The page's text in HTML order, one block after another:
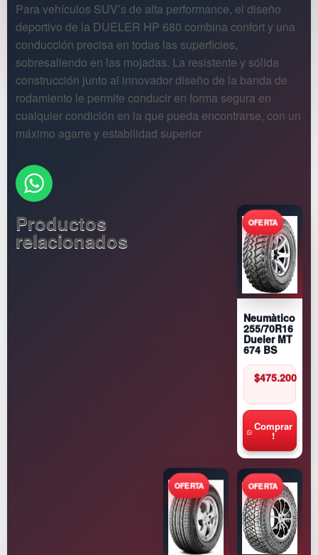
Para vehículos SUV’s de alta performance, el diseño
deportivo de la DUELER HP 680 combina confort y una
conducción precisa en todas las superficies,
sobresaliendo en las mojadas. La resistente y sólida
construcción junto al innovador diseño de la banda de
rodamiento le permite conducir en forma segura en
cualquier condición en la que pueda encontrarse, con un
máximo agarre y estabilidad superior
Productos
relacionados
Neumàtico
255/70R16
Dueler MT
674 BS
$475.200
Comprar
!